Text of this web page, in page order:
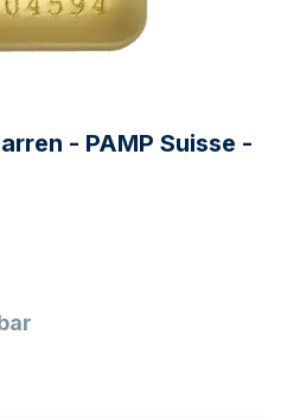
- PAMP Suisse -